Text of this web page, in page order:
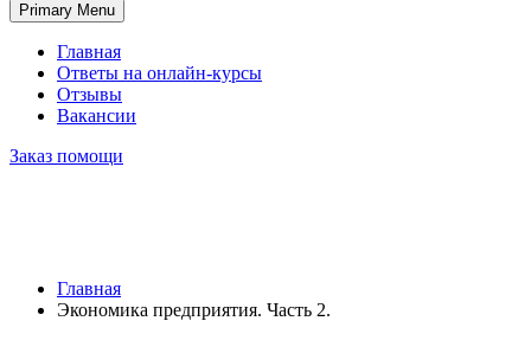
Primary Menu
Главная
Ответы на онлайн-курсы
Отзывы
Вакансии
Заказ помощи
Главная
Экономика предприятия. Часть 2.